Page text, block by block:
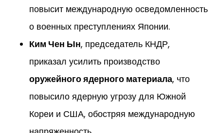
повысит международную осведомленность
о военных преступлениях Японии.
Ким Чен Ын, председатель КНДР,
приказал усилить производство
оружейного ядерного материала, что
повысило ядерную угрозу для Южной
Кореи и США, обостряя международную